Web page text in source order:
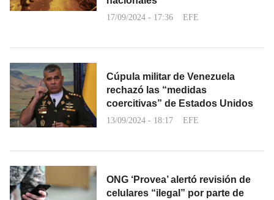
17/09/2024 - 17:36 EFE
Cúpula militar de Venezuela
rechazó las “medidas
coercitivas” de Estados Unidos
13/09/2024 - 18:17 EFE
ONG ‘Provea’ alertó revisión de
celulares “ilegal” por parte de